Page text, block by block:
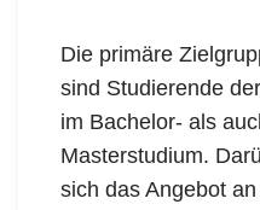
Die primäre
sind Studierende
im Bachelor- als
Masterstudium.
sich das Angebot